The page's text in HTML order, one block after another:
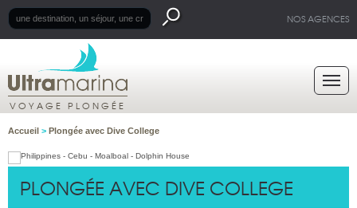
NOS AGENCES
VOYAGE PLONGÉE
Accueil > Plongée avec Dive College
PLONGÉE AVEC DIVE COLLEGE